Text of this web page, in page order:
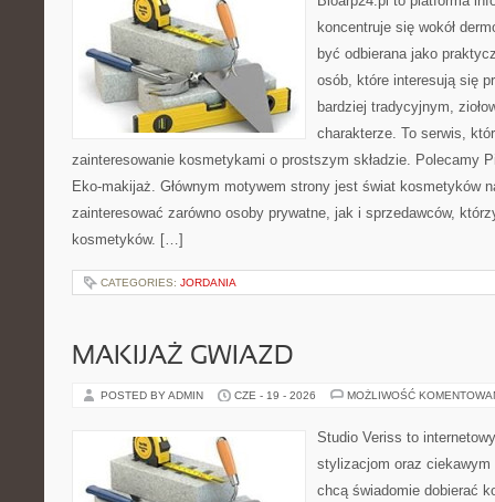
koncentruje się wokół
być odbierana jako
osób, które interesują się
bardziej tradycyjnym,
charakterze. To serwis,
zainteresowanie kosmetykami o prostszym składzie. Polecamy
Eko-makijaż. Głównym motywem strony jest świat kosmetyków
zainteresować zarówno osoby prywatne, jak i sprzedawców,
kosmetyków. […]
CATEGORIES: JORDANIA
MAKIJAŻ GWIAZD
POSTED BY ADMIN CZE - 19 - 2026 MOŻLIWOŚĆ
Studio Veriss to
stylizacjom oraz ciekawym
chcą świadomie dobierać